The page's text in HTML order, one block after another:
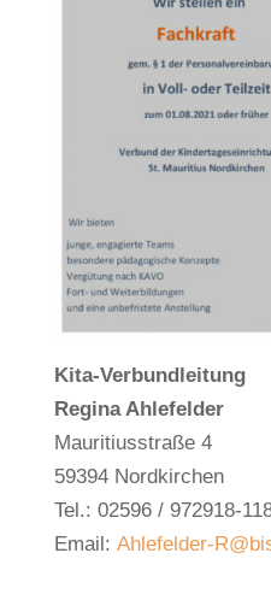
Kita-Verbundleitung
Regina Ahlefelder
Mauritiusstraße 4
59394 Nordkirchen
Tel.: 02596 / 972918-
Email: Ahlefelder-